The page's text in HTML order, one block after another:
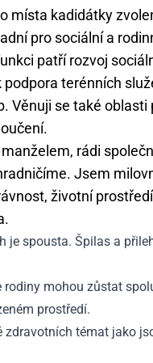
místa kadidátky
pro sociální a
patří rozvoj
terénních
Věnuji se také oblasti
rádi
Jsem
životní
je spousta. Špilas a
mohou zůstat
prostředí.
zdravotních témat jako